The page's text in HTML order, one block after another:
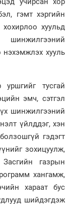
гэмт хэргийн
хуульд
нэхэмжлэх хууль
тусгай
эмч, сэтгэл
шинжилгээний
үйлддэг, хэн
гэдэгт
зохицуулж,
газрын
хангамж,
хараат бус
шийдэгдэж